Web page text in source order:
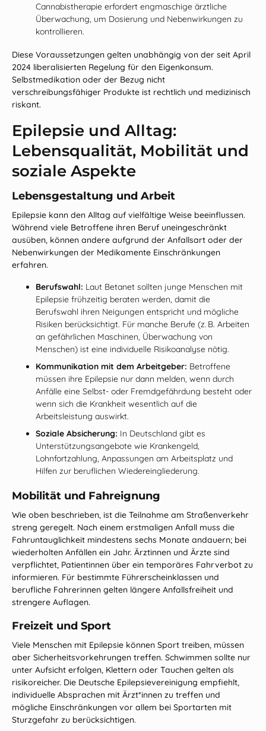
Cannabistherapie erfordert engmaschige ärztliche
Überwachung, um Dosierung und Nebenwirkungen zu
kontrollieren.
Diese Voraussetzungen gelten unabhängig von der seit April
2024 liberalisierten Regelung für den Eigenkonsum.
Selbstmedikation oder der Bezug nicht
verschreibungsfähiger Produkte ist rechtlich und medizinisch
riskant.
Epilepsie und Alltag:
Lebensqualität, Mobilität und
soziale Aspekte
Lebensgestaltung und Arbeit
Epilepsie kann den Alltag auf vielfältige Weise beeinflussen.
Während viele Betroffene ihren Beruf uneingeschränkt
ausüben, können andere aufgrund der Anfallsart oder der
Nebenwirkungen der Medikamente Einschränkungen
erfahren.
Berufswahl: Laut Betanet sollten junge Menschen mit
Epilepsie frühzeitig beraten werden, damit die
Berufswahl ihren Neigungen entspricht und mögliche
Risiken berücksichtigt. Für manche Berufe (z. B. Arbeiten
an gefährlichen Maschinen, Überwachung von
Menschen) ist eine individuelle Risikoanalyse nötig.
Kommunikation mit dem Arbeitgeber: Betroffene
müssen ihre Epilepsie nur dann melden, wenn durch
Anfälle eine Selbst‑ oder Fremdgefährdung besteht oder
wenn sich die Krankheit wesentlich auf die
Arbeitsleistung auswirkt.
Soziale Absicherung: In Deutschland gibt es
Unterstützungsangebote wie Krankengeld,
Lohnfortzahlung, Anpassungen am Arbeitsplatz und
Hilfen zur beruflichen Wiedereingliederung.
Mobilität und Fahreignung
Wie oben beschrieben, ist die Teilnahme am Straßenverkehr
streng geregelt. Nach einem erstmaligen Anfall muss die
Fahruntauglichkeit mindestens sechs Monate andauern; bei
wiederholten Anfällen ein Jahr. Ärztinnen und Ärzte sind
verpflichtet, Patientinnen über ein temporäres Fahrverbot zu
informieren. Für bestimmte Führerscheinklassen und
berufliche Fahrerinnen gelten längere Anfallsfreiheit und
strengere Auflagen.
Freizeit und Sport
Viele Menschen mit Epilepsie können Sport treiben, müssen
aber Sicherheitsvorkehrungen treffen. Schwimmen sollte nur
unter Aufsicht erfolgen, Klettern oder Tauchen gelten als
risikoreicher. Die Deutsche Epilepsievereinigung empfiehlt,
individuelle Absprachen mit Ärzt*innen zu treffen und
mögliche Einschränkungen vor allem bei Sportarten mit
Sturzgefahr zu berücksichtigen.